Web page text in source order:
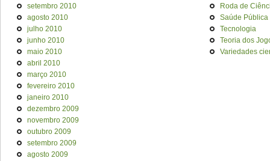
setembro 2010
agosto 2010
julho 2010
junho 2010
maio 2010
abril 2010
março 2010
fevereiro 2010
janeiro 2010
dezembro 2009
novembro 2009
outubro 2009
setembro 2009
agosto 2009
Roda de
Saúde Pública
Tecnologia
Teoria dos
Variedades